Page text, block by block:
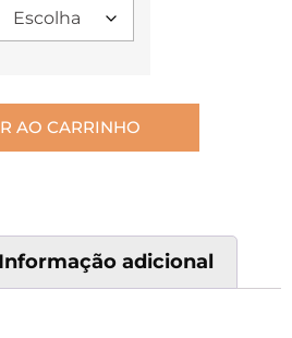
AO CARRINHO
Informação adicional